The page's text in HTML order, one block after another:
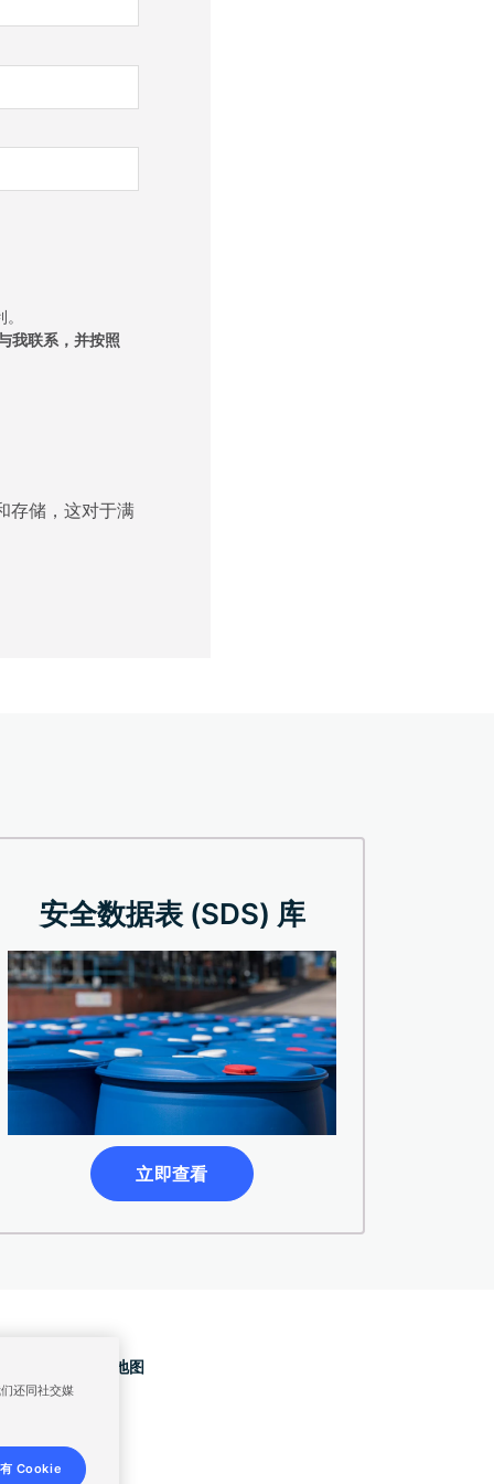
我联系，并按照
存储，这对于满
安全数据表 (SDS) 库
立即查看
网站地图
还同社交媒
Cookie